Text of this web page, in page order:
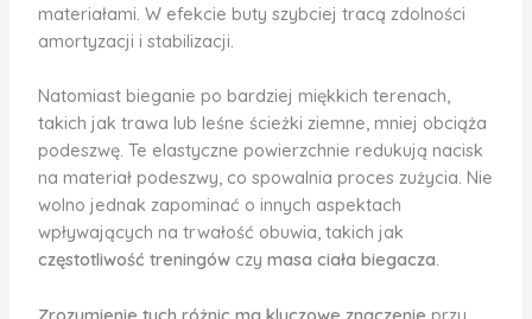
materiałami. W efekcie buty szybciej tracą zdolności
amortyzacji i stabilizacji.
Natomiast bieganie po bardziej miękkich terenach,
takich jak trawa lub leśne ścieżki ziemne, mniej obciąża
podeszwę. Te elastyczne powierzchnie redukują nacisk
na materiał podeszwy, co spowalnia proces zużycia. Nie
wolno jednak zapominać o innych aspektach
wpływających na trwałość obuwia, takich jak
częstotliwość treningówczy masa ciała biegacza.
Zrozumienie tych różnic ma kluczowe znaczenie przy